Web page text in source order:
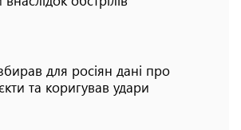
для росіян дані про
та коригував удари